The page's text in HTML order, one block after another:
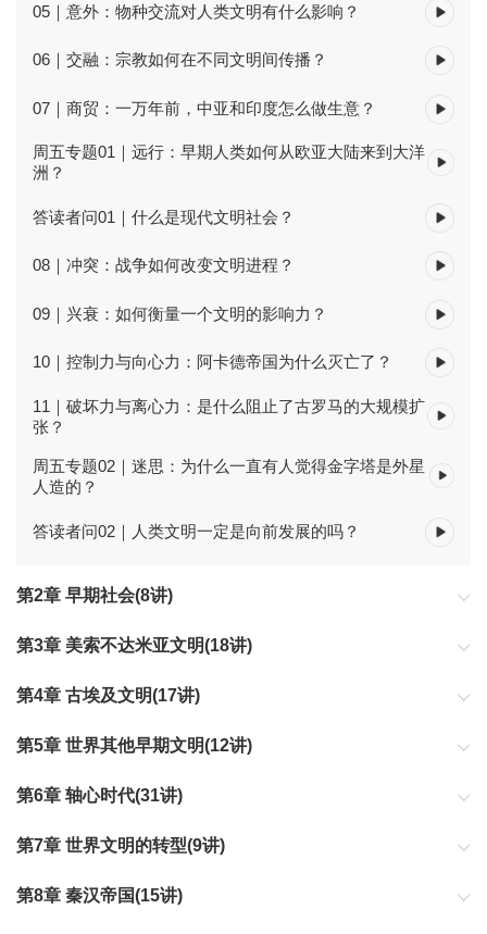
05｜意外：物种交流对人类文明有什么影响？
06｜交融：宗教如何在不同文明间传播？
07｜商贸：一万年前，中亚和印度怎么做生意？
周五专题01｜远行：早期人类如何从欧亚大陆来到大洋
洲？
答读者问01｜什么是现代文明社会？
08｜冲突：战争如何改变文明进程？
09｜兴衰：如何衡量一个文明的影响力？
10｜控制力与向心力：阿卡德帝国为什么灭亡了？
11｜破坏力与离心力：是什么阻止了古罗马的大规模扩
张？
周五专题02｜迷思：为什么一直有人觉得金字塔是外星
人造的？
答读者问02｜人类文明一定是向前发展的吗？
第2章 早期社会(8讲)
第3章 美索不达米亚文明(18讲)
第4章 古埃及文明(17讲)
第5章 世界其他早期文明(12讲)
第6章 轴心时代(31讲)
第7章 世界文明的转型(9讲)
第8章 秦汉帝国(15讲)